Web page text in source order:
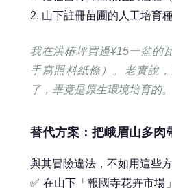
2. 山下註冊苗圃的人工培育
我在洪椿坪買過¥15一盆的
手寫照料紙條）。老實說
了，畢竟是原生環境培育的。
替代方案：把峨眉山多肉
與其冒險違法，不如用這些方
✅ 在山下「報國寺花卉市場